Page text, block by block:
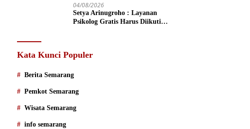
04/08/2026
Setya Arinugroho : Layanan
Psikolog Gratis Harus Diikuti
Kata Kunci Populer
Berita Semarang
Pemkot Semarang
Wisata Semarang
info semarang